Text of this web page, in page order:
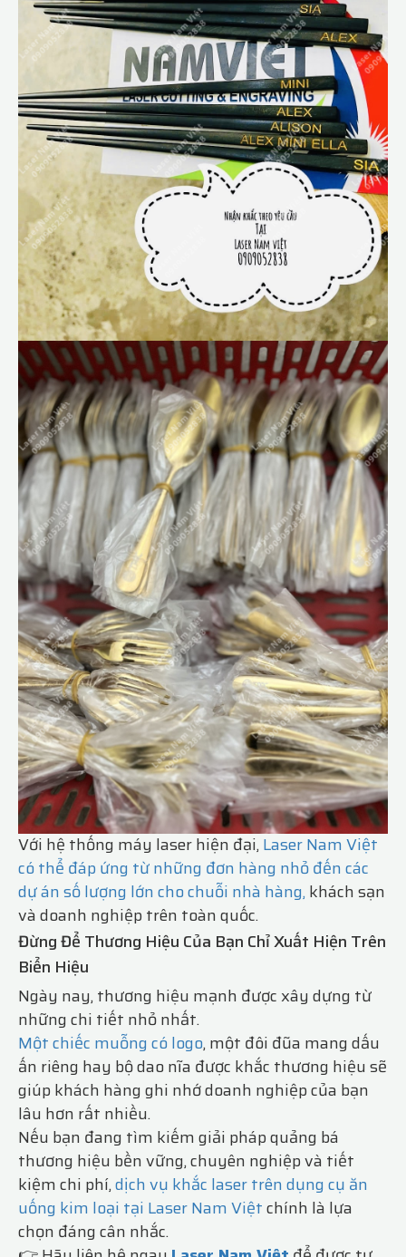
Với hệ thống máy laser hiện đại,Laser Nam Việt
có thể đáp ứng từ những đơn hàng nhỏ đến các
dự án số lượng lớn cho chuỗi nhà hàng,khách sạn
và doanh nghiệp trên toàn quốc.
Đừng Để Thương Hiệu Của Bạn Chỉ Xuất Hiện Trên
Biển Hiệu
Ngày nay, thương hiệu mạnh được xây dựng từ
những chi tiết nhỏ nhất.
Một chiếc muỗng có logo, một đôi đũa mang dấu
ấn riêng hay bộ dao nĩa được khắc thương hiệu sẽ
giúp khách hàng ghi nhớ doanh nghiệp của bạn
lâu hơn rất nhiều.
Nếu bạn đang tìm kiếm giải pháp quảng bá
thương hiệu bền vững, chuyên nghiệp và tiết
kiệm chi phí,dịch vụ khắc laser trên dụng cụ ăn
uống kim loại tại Laser Nam Việtchính là lựa
chọn đáng cân nhắc.